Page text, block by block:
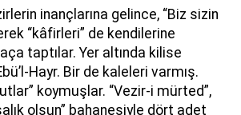
inançlarına gelince, “Biz sizin
“kâfirleri” de kendilerine
taptılar. Yer altında kilise
Hayr. Bir de kaleleri varmış.
koymuşlar. “Vezir-i mürted”,
olsun” bahanesiyle dört adet